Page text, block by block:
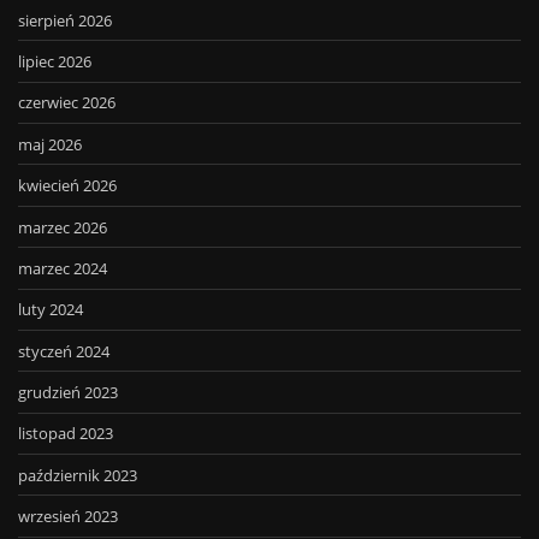
sierpień 2026
lipiec 2026
czerwiec 2026
maj 2026
kwiecień 2026
marzec 2026
marzec 2024
luty 2024
styczeń 2024
grudzień 2023
listopad 2023
październik 2023
wrzesień 2023